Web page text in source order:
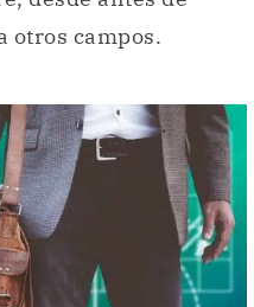
otros campos.